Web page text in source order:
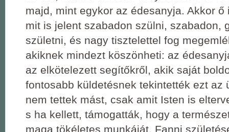
majd, mint egykor az édesanyja. Akkor ő
mit is jelent szabadon szülni, szabadon,
születni, és nagy tisztelettel fog
akiknek mindezt köszönheti: az
az elkötelezett segítőkről, akik saját
fontosabb küldetésnek tekintették ezt az
nem tettek mást, csak amit Isten is
s ha kellett, támogatták, hogy a
maga tökéletes munkáját. Fanni